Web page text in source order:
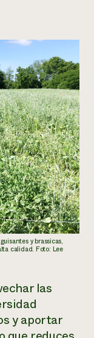
y brassicas,
calidad. Foto: Lee
las
y aportar